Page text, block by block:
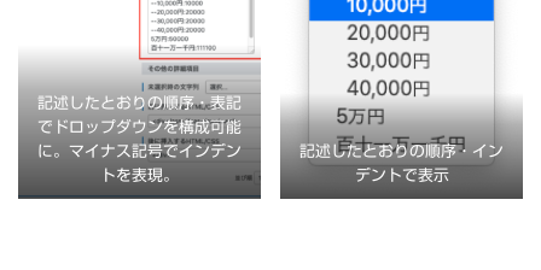
記述したとおりの順序・表記
でドロップダウンを構成可能
に。マイナス記号でインデン
トを表現。
記述したとおりの順序・イン
デントで表示